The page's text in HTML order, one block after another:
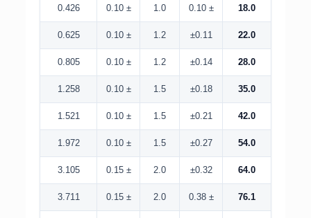
18.0
± 0.10
1.0
± 0.10
0.426
22.0
±0.11
1.2
± 0.10
0.625
28.0
±0.14
1.2
± 0.10
0.805
35.0
±0.18
1.5
± 0.10
1.258
42.0
±0.21
1.5
± 0.10
1.521
54.0
±0.27
1.5
± 0.10
1.972
64.0
±0.32
2.0
± 0.15
3.105
76.1
± 0.38
2.0
± 0.15
3.711